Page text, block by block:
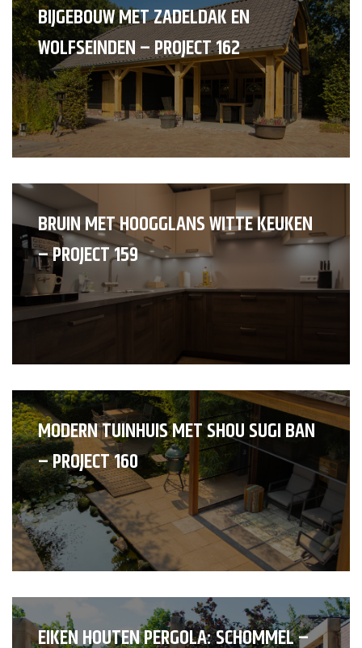
BIJGEBOUW MET ZADELDAK EN
WOLFSEINDEN – PROJECT 162
BRUIN MET HOOGGLANS WITTE KEUKEN
– PROJECT 159
MODERN TUINHUIS MET SHOU SUGI BAN
– PROJECT 160
EIKEN HOUTEN PERGOLA: SCHOMMEL –